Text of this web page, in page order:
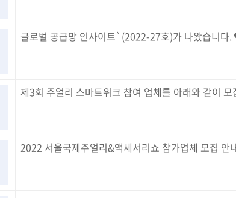
글로벌 공급망 인사이트`(2022-27호)가 나왔습니다.
제3회 주얼리 스마트위크 참여 업체를 아래와 같이 모
2022 서울국제주얼리&액세서리쇼 참가업체 모집 안